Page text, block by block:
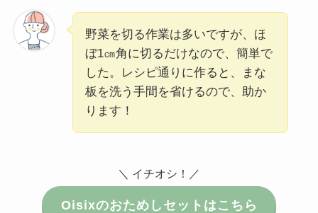
野菜を切る作業は多いですが、ほ
ぼ1㎝角に切るだけなので、簡単で
した。レシピ通りに作ると、まな
板を洗う手間を省けるので、助か
ります！
＼ イチオシ！／
Oisixのおためしセットはこちら